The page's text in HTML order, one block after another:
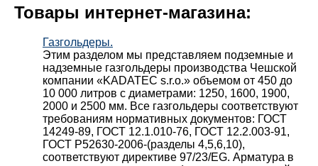
Товары интернет-магазина:
Газгольдеры.
Этим разделом мы представляем подземные и
надземные газгольдеры производства Чешской
компании «KADATEC s.r.o.» объемом от 450 до
10 000 литров с диаметрами: 1250, 1600, 1900,
2000 и 2500 мм. Все газгольдеры соответствуют
требованиям нормативных документов: ГОСТ
14249-89, ГОСТ 12.1.010-76, ГОСТ 12.2.003-91,
ГОСТ Р52630-2006-(разделы 4,5,6,10),
соответствуют директиве 97/23/EG. Арматура в